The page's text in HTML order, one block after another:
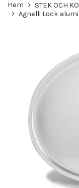
Hem STEK OCH
Agnelli Lock